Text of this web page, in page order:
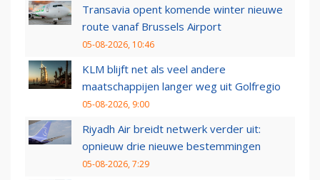
Transavia opent komende winter nieuwe
route vanaf Brussels Airport
05-08-2026, 10:46
KLM blijft net als veel andere
maatschappijen langer weg uit Golfregio
05-08-2026, 9:00
Riyadh Air breidt netwerk verder uit:
opnieuw drie nieuwe bestemmingen
05-08-2026, 7:29